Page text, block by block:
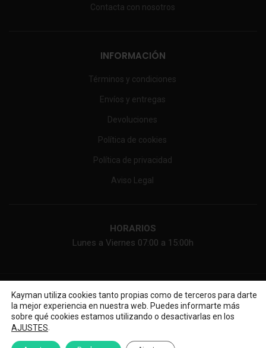
Contacta con nosotros
INFORMACIÓN
Términos y condiciones
Envíos y entregas
Devoluciones
Política de cookies
Política de privacidad
Aviso Legal
HORARIOS
Lunes a Viernes 07:00 a 15:00h
KAYMAN ONLINE, SL 2026 Web diseñada por
Kayman utiliza cookies tanto propias como de terceros para darte
la mejor experiencia en nuestra web. Puedes informarte más
sobre qué cookies estamos utilizando o desactivarlas en los
AJUSTES
O llámanos al: 955 185 050 / 674 536 575